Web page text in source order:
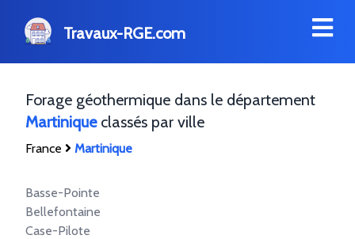
Travaux-RGE.com
Forage géothermique dans le département
Martiniqueclassés par ville
France Martinique
Basse-Pointe
Bellefontaine
Case-Pilote